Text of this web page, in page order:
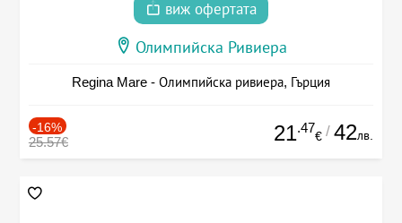
виж офертата
Олимпийска Ривиера
Regina Mare - Олимпийска ривиера, Гърция
-16%
25.57€ 21.47
€ / 42лв.